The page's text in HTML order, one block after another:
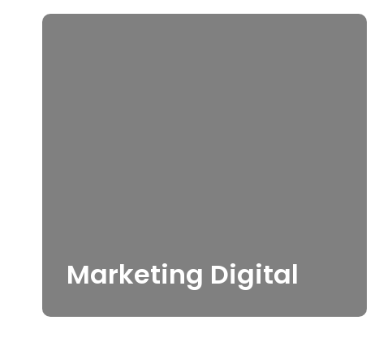
Marketing Digital